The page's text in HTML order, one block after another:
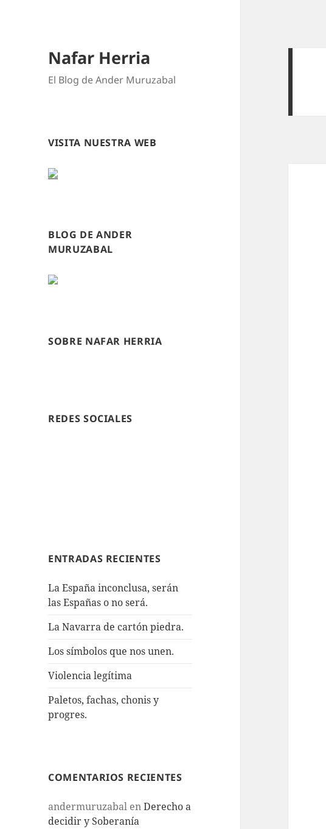
Nafar Herria
El Blog de Ander Muruzabal
VISITA NUESTRA WEB
BLOG DE ANDER
MURUZABAL
SOBRE NAFAR HERRIA
REDES SOCIALES
ENTRADAS RECIENTES
La España inconclusa, serán
las Españas o no será.
La Navarra de cartón piedra.
Los símbolos que nos unen.
Violencia legítima
Paletos, fachas, chonis y
progres.
COMENTARIOS RECIENTES
andermuruzabal enDerecho a
decidir y Soberanía